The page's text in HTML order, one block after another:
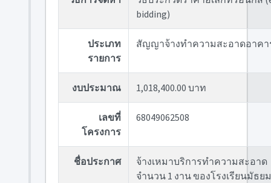
bidding)
ประเภท
รายการ
สัญญาจ้างทำความสะอาดอาคา
งบประมาณ 1,018,400.00 บาท
เลขที่
โครงการ
68049062508
ชื่อประกาศ
จ้างเหมาบริการทำความสะอาด
จำนวน 1 งาน ของโรงเรียนมัธยม